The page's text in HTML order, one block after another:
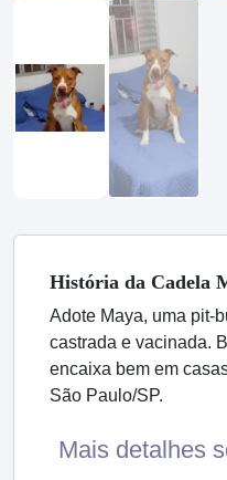
História da Cadela
Adote Maya, uma pit-
castrada e vacinada.
encaixa bem em
São Paulo/SP.
Mais detalhes